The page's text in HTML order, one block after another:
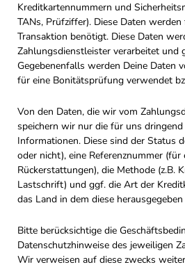
Kreditkartennummern und
TANs, Prüfziffer). Diese Daten
Transaktion benötigt. Diese Daten
Zahlungsdienstleister verarbeitet und
Gegebenenfalls werden Deine Daten
für eine Bonitätsprüfung verwendet
Von den Daten, die wir vom
speichern wir nur die für uns
Informationen. Diese sind der Status
oder nicht), eine Referenznummer (für
Rückerstattungen), die Methode (z.B.
Lastschrift) und ggf. die Art der
das Land in dem diese
Bitte berücksichtige die
Datenschutzhinweise des jeweiligen
Wir verweisen auf diese zwecks